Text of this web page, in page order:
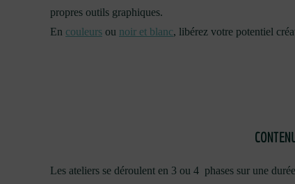
propres outils graphiques.
En couleurs ou noir et blanc, libérez votre potentiel
Les ateliers se déroulent en 3 ou 4 phases sur une